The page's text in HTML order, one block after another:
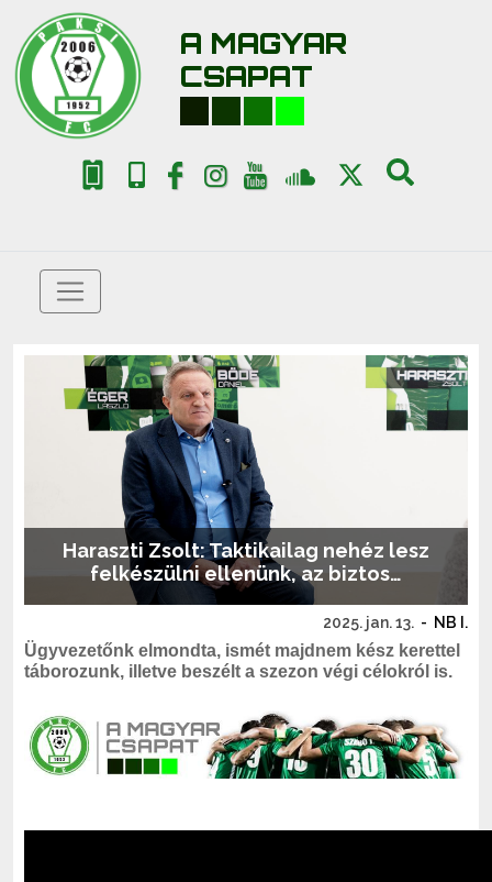
A MAGYAR
CSAPAT
Haraszti Zsolt: Taktikailag nehéz lesz
felkészülni ellenünk, az biztos…
2025. jan. 13. - NB I.
Ügyvezetőnk elmondta, ismét majdnem kész kerettel
táborozunk, illetve beszélt a szezon végi célokról is.